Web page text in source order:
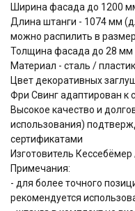
Ширина фасада до 1200
Длина штанги - 1074 мм
можно распилить в
Толщина фасада до 28 мм
Материал - сталь / пластик
Цвет декоративных
Фри Свинг адаптирован к
Высокое качество и
использования)
сертификатами
Изготовитель
Примечания:
- для более точного
рекомендуется